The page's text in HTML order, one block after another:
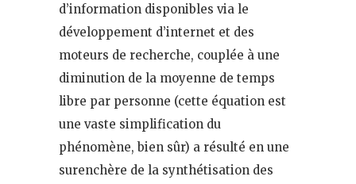
d’information disponibles via le
développement d’internet et des
moteurs de recherche, couplée à une
diminution de la moyenne de temps
libre par personne (cette équation est
une vaste simplification du
phénomène, bien sûr) a résulté en une
surenchère de la synthétisation des